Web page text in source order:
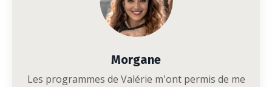
Morgane
Les programmes de Valérie m'ont permis de me